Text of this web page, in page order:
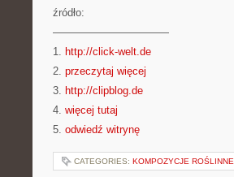
źródło:
———————————
1. http://click-welt.de
2. przeczytaj więcej
3. http://clipblog.de
4. więcej tutaj
5. odwiedź witrynę
CATEGORIES: KOMPOZYCJE ROŚLINNE